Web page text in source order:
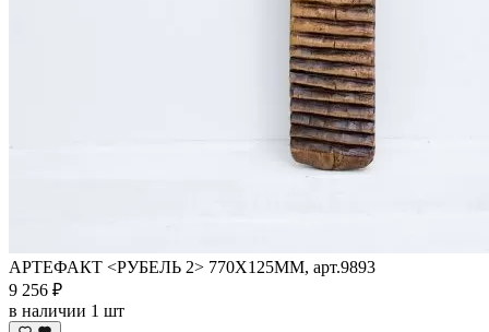
АРТЕФАКТ <РУБЕЛЬ 2> 770Х125ММ, арт.9893
9 256 ₽
в наличии 1 шт